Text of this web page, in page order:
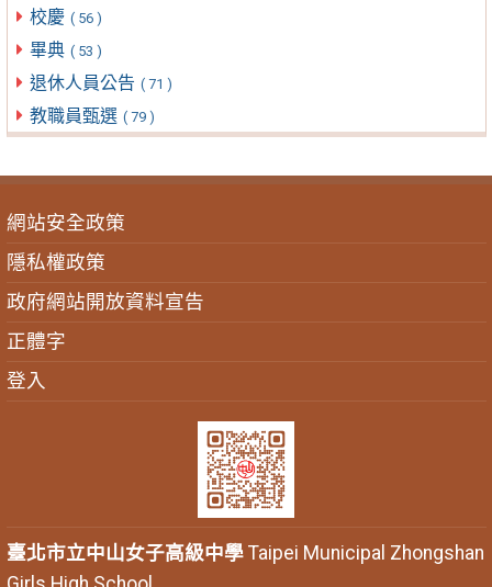
校慶 ( 56 )
畢典 ( 53 )
退休人員公告 ( 71 )
教職員甄選 ( 79 )
網站安全政策
隱私權政策
政府網站開放資料宣告
正體字
登入
臺北市立中山女子高級中學Taipei Municipal Zhongshan